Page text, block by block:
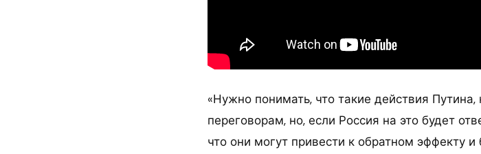
«Нужно понимать, что такие действия
переговорам, но, если Россия на это будет
что они могут привести к обратном эффекту